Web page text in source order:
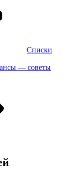
Списки
— советы